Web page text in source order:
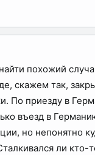
похожий
скажем так,
По приезду в
въезд в
но непонятно
ли кто-